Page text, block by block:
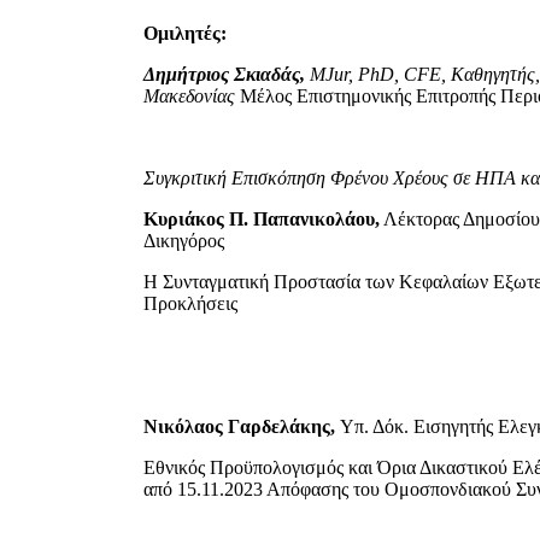
Ομιλητές:
Δημήτριος Σκιαδάς, MJur, PhD, CFE,
Μακεδονίας Μέλος Επιστημονικής Επιτροπής
Συγκριτική Επισκόπηση Φρένου Χρέους σε ΗΠΑ
Κυριάκος Π. Παπανικολάου, Λέκτορας
Δικηγόρος
Η Συνταγματική Προστασία των Κεφαλαίων
Προκλήσεις
Νικόλαος Γαρδελάκης, Υπ. Δόκ. Εισηγητής
Εθνικός Προϋπολογισμός και Όρια Δικαστικού
από 15.11.2023 Απόφασης του Ομοσπονδιακού